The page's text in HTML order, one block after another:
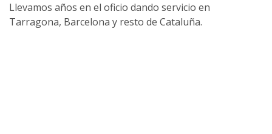
Llevamos años en el oficio dando servicio en
Tarragona, Barcelona y resto de Cataluña.